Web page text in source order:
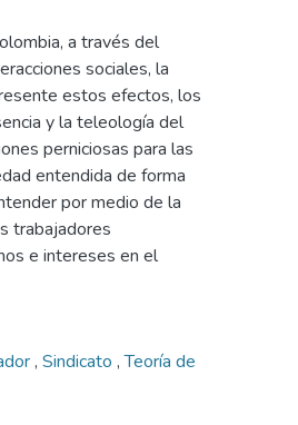
a través del
sociales, la
estos efectos, los
y la teleología del
perniciosas para las
entendida de forma
por medio de la
trabajadores
e intereses en el
, Sindicato ,Teoría de